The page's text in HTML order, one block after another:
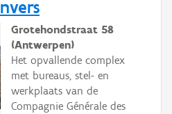
Grotehondstraat 58
(Antwerpen)
Het opvallende complex
met bureaus, stel- en
werkplaats van de
Compagnie Générale des